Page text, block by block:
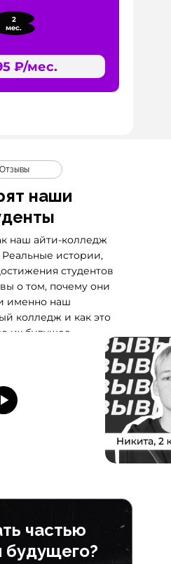
2
мес.
₽/мес.
наши
Отзывы
наш айти-колледж
истории,
студентов
о том, почему они
именно наш
колледж и как это
их будущее.
частью
будущего?